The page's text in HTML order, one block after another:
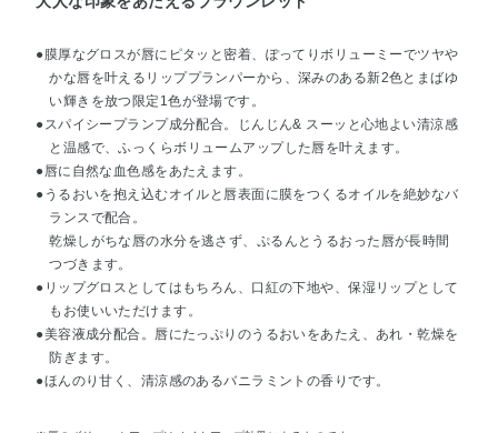
●膜厚なグロスが唇にピタッと密着、ぽってりボリューミーでツヤや
かな唇を叶えるリッププランパーから、深みのある新2色とまばゆ
い輝きを放つ限定1色が登場です。
●スパイシープランプ成分配合。じんじん& スーッと心地よい清涼感
と温感で、ふっくらボリュームアップした唇を叶えます。
●唇に自然な血色感をあたえます。
●うるおいを抱え込むオイルと唇表面に膜をつくるオイルを絶妙なバ
ランスで配合。
乾燥しがちな唇の水分を逃さず、ぷるんとうるおった唇が長時間
つづきます。
●リップグロスとしてはもちろん、口紅の下地や、保湿リップとして
もお使いいただけます。
●美容液成分配合。唇にたっぷりのうるおいをあたえ、あれ・乾燥を
防ぎます。
●ほんのり甘く、清涼感のあるバニラミントの香りです。